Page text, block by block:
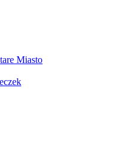
Miasto